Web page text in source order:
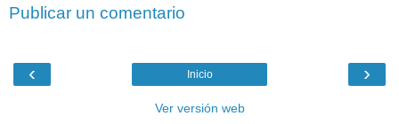
Publicar un comentario
‹ ›
Inicio
Ver versión web